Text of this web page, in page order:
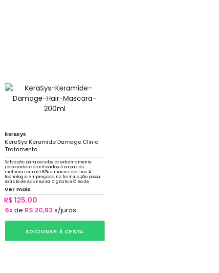
kerasys
KeraSys Keramide Damage Clinic
Tratamento ...
Salvação para os cabelos extremamente
ressecados e danificados, é capaz de
melhorar em até 82% a maciez dos fios. A
tecnologia empregada na formulação possui
extrato de Adansonia Digitata e Óleo de
ver mais
R$ 125,00
6xde R$ 20,83 s/juros
ADICIONAR À CESTA